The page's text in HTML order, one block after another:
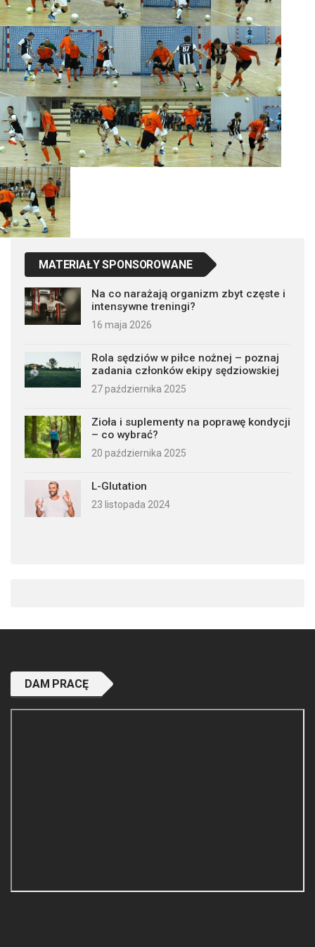
MATERIAŁY SPONSOROWANE
Na co narażają organizm zbyt częste i
intensywne treningi?
16 maja 2026
Rola sędziów w piłce nożnej – poznaj
zadania członków ekipy sędziowskiej
27 października 2025
Zioła i suplementy na poprawę kondycji
– co wybrać?
20 października 2025
L-Glutation
23 listopada 2024
DAM PRACĘ